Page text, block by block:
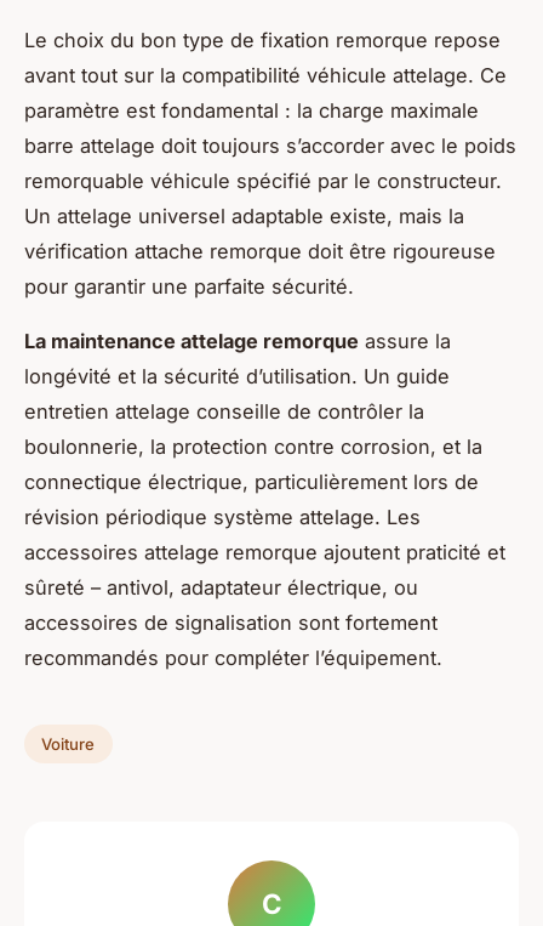
Le choix du bon type de fixation remorque repose
avant tout sur la compatibilité véhicule attelage. Ce
paramètre est fondamental : la charge maximale
barre attelage doit toujours s’accorder avec le poids
remorquable véhicule spécifié par le constructeur.
Un attelage universel adaptable existe, mais la
vérification attache remorque doit être rigoureuse
pour garantir une parfaite sécurité.
La maintenance attelage remorque assure la
longévité et la sécurité d’utilisation. Un guide
entretien attelage conseille de contrôler la
boulonnerie, la protection contre corrosion, et la
connectique électrique, particulièrement lors de
révision périodique système attelage. Les
accessoires attelage remorque ajoutent praticité et
sûreté – antivol, adaptateur électrique, ou
accessoires de signalisation sont fortement
recommandés pour compléter l’équipement.
Voiture
C